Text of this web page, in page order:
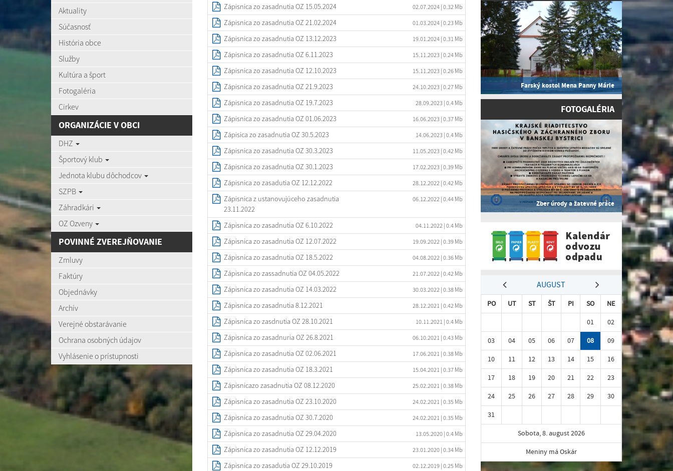
Aktuality
Súčasnosť
História obce
Služby
Kultúra a šport
Fotogaléria
Cirkev
ORGANIZÁCIE V OBCI
DHZ
Športový klub
Jednota klubu dôchodcov
SZPB
Záhradkári
OZ Ozveny
POVINNÉ ZVEREJŇOVANIE
Zmluvy
Faktúry
Objednávky
Archív
Verejné obstarávanie
Ochrana osobných údajov
Vyhlásenie o prístupnosti
Zápisnica zo zasadnutia OZ 15.05.2024 02.07.2024 | 0.32 Mb
Zápisnica zo zasadnutia OZ 21.02.2024 01.03.2024 | 0.23 Mb
Zápisnica zo zasadnutia OZ 13.12.2023 19.01.2024 | 0.31 Mb
Zápisnica zo zasadnutia OZ 6.11.2023 15.11.2023 | 0.24 Mb
Zápisnica zo zasadnutia OZ 12.10.2023 15.11.2023 | 0.26 Mb
Zápisnica zo zasadnutia OZ 21.9.2023 24.10.2023 | 0.27 Mb
Zápisnica zo zasadnutia OZ 19.7.2023 28.09.2023 | 0.4 Mb
Zápisnica zo zasadnutia OZ 01.06.2023 16.06.2023 | 0.37 Mb
Zápisica zo zasadnutia OZ 30.5.2023 14.06.2023 | 0.4 Mb
Zápisnica zo zasadnutia OZ 30.3.2023 11.05.2023 | 0.42 Mb
Zápisnica zo zasadnutia OZ 30.1.2023 17.02.2023 | 0.39 Mb
Zápisnica zo zasadutia OZ 12.12.2022 28.12.2022 | 0.42 Mb
Zápisnica z ustanovujúceho zasadnutia
23.11.2022
06.12.2022 | 0.44 Mb
Zápisnica zo zasadnutia OZ 6.10.2022 04.11.2022 | 0.4 Mb
Zápisnica zo zasadnutia OZ 12.07.2022 19.09.2022 | 0.39 Mb
Zápisnica zo zasadnutia OZ 18.5.2022 04.08.2022 | 0.36 Mb
Zápisnica zo zassadnutia OZ 04.05.2022 21.07.2022 | 0.42 Mb
Zápisnica zo zasadnutia OZ 14.03.2022 30.03.2022 | 0.38 Mb
Zápisnica zo zasadnutia 8.12.2021 28.12.2021 | 0.42 Mb
Zápisnica zo zasdnutia OZ 28.10.2021 10.11.2021 | 0.4 Mb
Zápisnica zo zasadnuria OZ 26.8.2021 06.10.2021 | 0.43 Mb
Zápisnica zo zasadnutia OZ 02.06.2021 17.06.2021 | 0.38 Mb
Zápisnica zo zasadnutia OZ 18.3.2021 15.04.2021 | 0.37 Mb
Zápisnicazo zasadnutia OZ 08.12.2020 25.02.2021 | 0.38 Mb
Zápisnica zo zasadnutia OZ 23.10.2020 24.02.2021 | 0.35 Mb
Zápisnica zo zasadnutia OZ 30.7.2020 24.02.2021 | 0.35 Mb
Zápisnica zo zasadnutia OZ 29.04.2020 13.05.2020 | 0.4 Mb
Zápisnica zo zasadnutia OZ 12.12.2019 23.01.2020 | 0.34 Mb
Zápisnica zo zasadutia OZ 29.10.2019 02.12.2019 | 0.25 Mb
Farský kostol Mena Panny Márie
FOTOGALÉRIA
Zber úrody a žatevné práce
AUGUST
PO UT ST ŠT PI SO
NE
01
02
03
04 05 06 07 08
09
10
11 12 13 14 15
16
17
18 19 20 21 22
23
24
25 26 27 28 29
30
31
Sobota, 8. august 2026
Meniny má Oskár